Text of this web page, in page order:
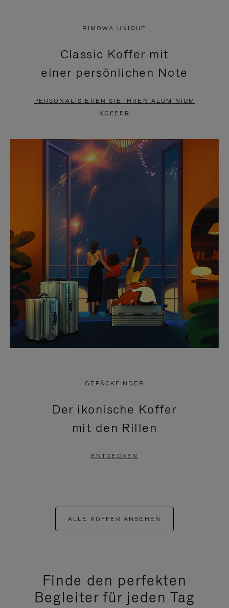
PAUSIERT,
BITTE
DRÜCKEN
ANZUHALTEN
KLICKEN
SIE
ZUM
AUFHEBEN
STUMMSCHALTUNG
RIMOWA UNIQUE
Classic Koffer mit
einer persönlichen Note
PERSONALISIEREN SIE IHREN ALUMINIUM
KOFFER
GEPÄCKFINDER
Der ikonische Koffer
mit den Rillen
ENTDECKEN
ALLE KOFFER ANSEHEN
Finde den perfekten
Begleiter für jeden Tag